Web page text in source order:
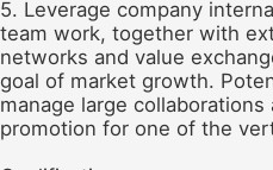
5. Leverage company
team work, together with
networks and value
goal of market growth.
manage large
promotion for one of the